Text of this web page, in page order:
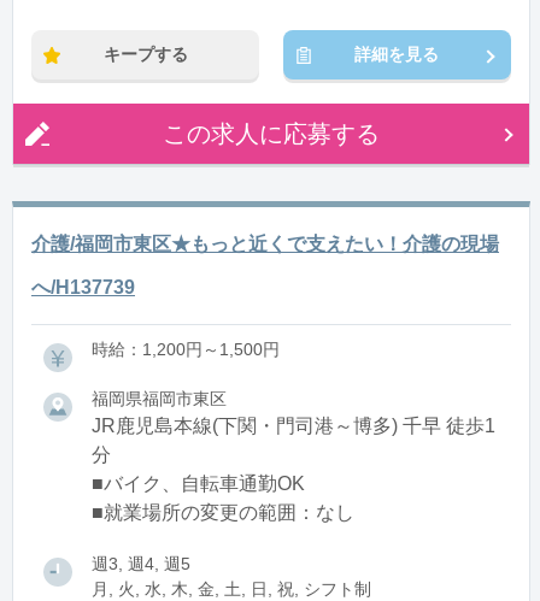
キープする 詳細を見る
この求人に応募する
介護/福岡市東区★もっと近くで支えたい！介護の現場
へ/H137739
時給：1,200円～1,500円
福岡県福岡市東区
JR鹿児島本線(下関・門司港～博多) 千早 徒歩1
分
■バイク、自転車通勤OK
■就業場所の変更の範囲：なし
週3, 週4, 週5
月, 火, 水, 木, 金, 土, 日, 祝, シフト制